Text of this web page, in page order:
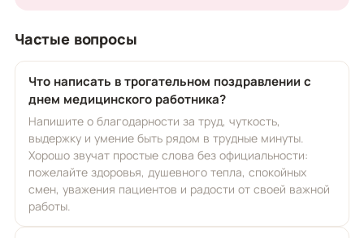
Частые вопросы
Что написать в трогательном поздравлении с
днем медицинского работника?
Напишите о благодарности за труд, чуткость,
выдержку и умение быть рядом в трудные минуты.
Хорошо звучат простые слова без официальности:
пожелайте здоровья, душевного тепла, спокойных
смен, уважения пациентов и радости от своей важной
работы.